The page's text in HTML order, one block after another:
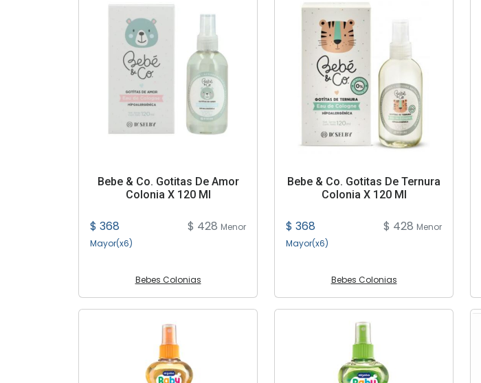
Bebe & Co. Gotitas De Amor
Colonia X 120 Ml
$ 368
Mayor(x6)
$ 428 Menor
Bebes Colonias
Bebe & Co. Gotitas De Ternura
Colonia X 120 Ml
$ 368
Mayor(x6)
$ 428 Menor
Bebes Colonias